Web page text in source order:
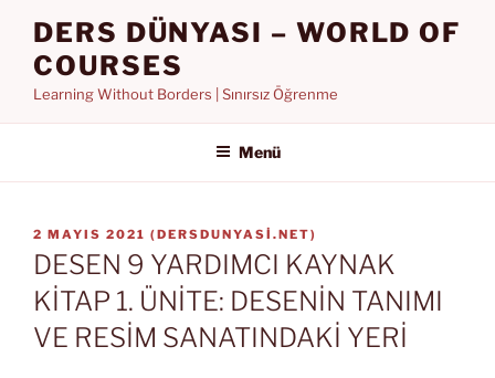
DERS DÜNYASI – WORLD OF
COURSES
Learning Without Borders | Sınırsız Öğrenme
Menü
YAYIM
TARIHI
2 MAYIS 2021 (DERSDUNYASI.NET)
DESEN 9 YARDIMCI KAYNAK
KİTAP 1. ÜNİTE: DESENİN TANIMI
VE RESİM SANATINDAKİ YERİ